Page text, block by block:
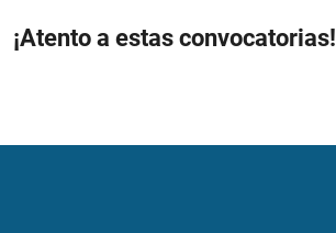
¡Atento a estas convocatorias!